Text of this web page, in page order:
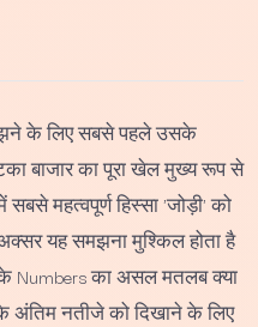
के लिए सबसे पहले उसके
बाजार का पूरा खेल मुख्य रूप से
महत्वपूर्ण हिस्सा 'जोड़ी' को
यह समझना मुश्किल होता है
Numbers का असल मतलब क्या
नतीजे को दिखाने के लिए